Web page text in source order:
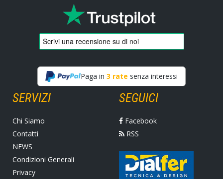
Paga in 3 rate senza interessi
SERVIZI
Chi Siamo
Contatti
NEWS
Condizioni Generali
Privacy
SEGUICI
Facebook
RSS